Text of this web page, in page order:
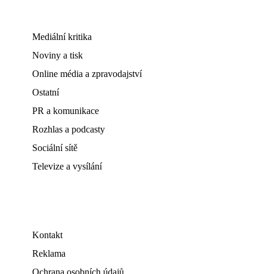
Mediální kritika
Noviny a tisk
Online média a zpravodajství
Ostatní
PR a komunikace
Rozhlas a podcasty
Sociální sítě
Televize a vysílání
Kontakt
Reklama
Ochrana osobních údajů